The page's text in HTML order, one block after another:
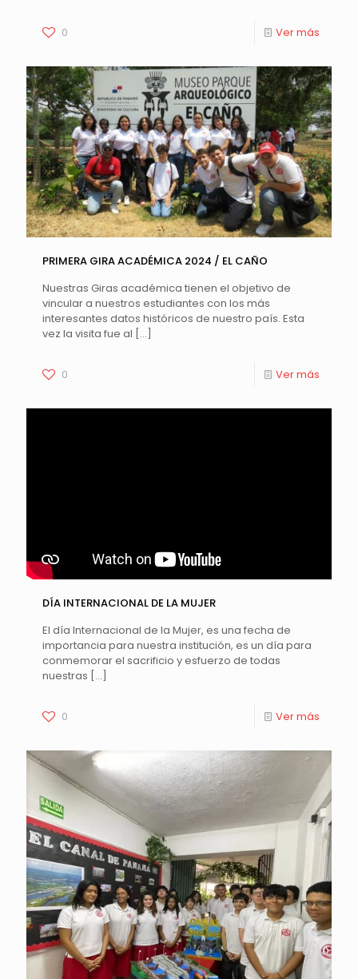
0 Ver más
PRIMERA GIRA ACADÉMICA 2024 / EL CAÑO
Nuestras Giras académica tienen el objetivo de
vincular a nuestros estudiantes con los más
interesantes datos históricos de nuestro país. Esta
vez la visita fue al […]
0 Ver más
DÍA INTERNACIONAL DE LA MUJER
El día Internacional de la Mujer, es una fecha de
importancia para nuestra institución, es un día para
conmemorar el sacrificio y esfuerzo de todas
nuestras […]
0 Ver más